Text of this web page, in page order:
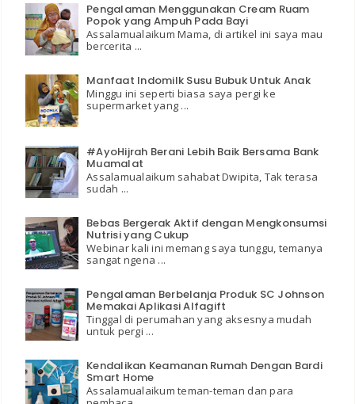
Pengalaman Menggunakan Cream Ruam
Popok yang Ampuh Pada Bayi
Assalamualaikum Mama, di artikel ini saya mau
bercerita ...
Manfaat Indomilk Susu Bubuk Untuk Anak
Minggu ini seperti biasa saya pergi ke
supermarket yang ...
#AyoHijrah Berani Lebih Baik Bersama Bank
Muamalat
Assalamualaikum sahabat Dwipita, Tak terasa
sudah ...
Bebas Bergerak Aktif dengan Mengkonsumsi
Nutrisi yang Cukup
Webinar kali ini memang saya tunggu, temanya
sangat ngena ...
Pengalaman Berbelanja Produk SC Johnson
Memakai Aplikasi Alfagift
Tinggal di perumahan yang aksesnya mudah
untuk pergi ...
Kendalikan Keamanan Rumah Dengan Bardi
Smart Home
Assalamualaikum teman-teman dan para